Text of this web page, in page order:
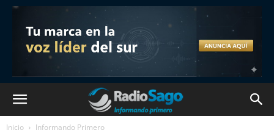
Inicio Informando Primero